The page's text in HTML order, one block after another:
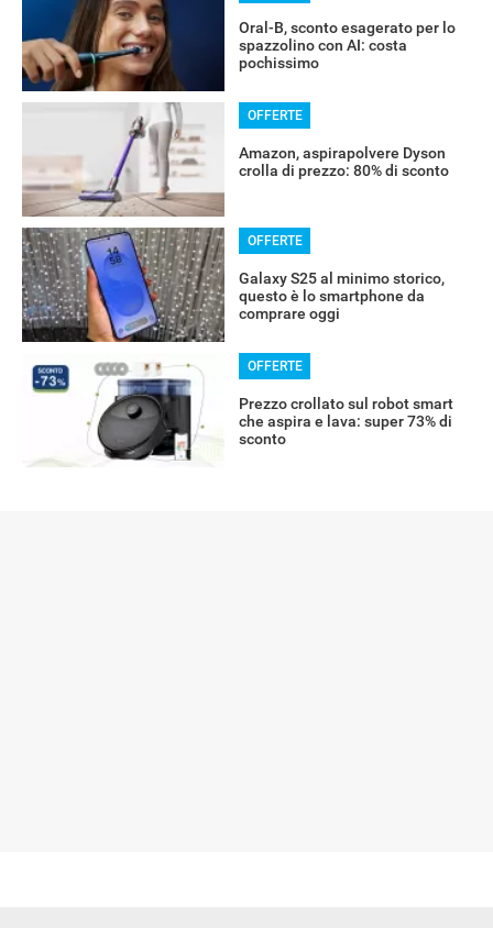
Oral-B, sconto esagerato per lo
spazzolino con AI: costa
pochissimo
OFFERTE
Amazon, aspirapolvere Dyson
crolla di prezzo: 80% di sconto
OFFERTE
Galaxy S25 al minimo storico,
questo è lo smartphone da
comprare oggi
OFFERTE
Prezzo crollato sul robot smart
che aspira e lava: super 73% di
sconto